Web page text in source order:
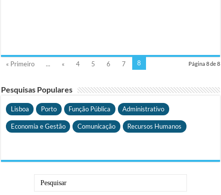
Página 8 de 8
« Primeiro ... « 4 5 6 7 8
Pesquisas Populares
Lisboa Porto Função Pública Administrativo
Economia e Gestão Comunicação Recursos Humanos